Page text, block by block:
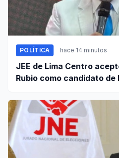
POLÍTICA hace 14 minutos
JEE de Lima Centro
Rubio como candidato de